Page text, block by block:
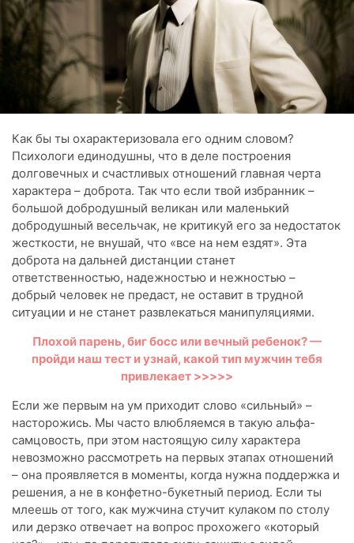
Как бы ты охарактеризовала его одним словом?
Психологи единодушны, что в деле построения
долговечных и счастливых отношений главная черта
характера – доброта. Так что если твой избранник –
большой добродушный великан или маленький
добродушный весельчак, не критикуй его за недостаток
жесткости, не внушай, что «все на нем ездят». Эта
доброта на дальней дистанции станет
ответственностью, надежностью и нежностью –
добрый человек не предаст, не оставит в трудной
ситуации и не станет развлекаться манипуляциями.
Плохой парень, биг босс или вечный ребенок? —
пройди наш тест и узнай, какой тип мужчин тебя
привлекает >>>>>
Если же первым на ум приходит слово «сильный» –
насторожись. Мы часто влюбляемся в такую альфа-
самцовость, при этом настоящую силу характера
невозможно рассмотреть на первых этапах отношений
– она проявляется в моменты, когда нужна поддержка и
решения, а не в конфетно-букетный период. Если ты
млеешь от того, как мужчина стучит кулаком по столу
или дерзко отвечает на вопрос прохожего «который